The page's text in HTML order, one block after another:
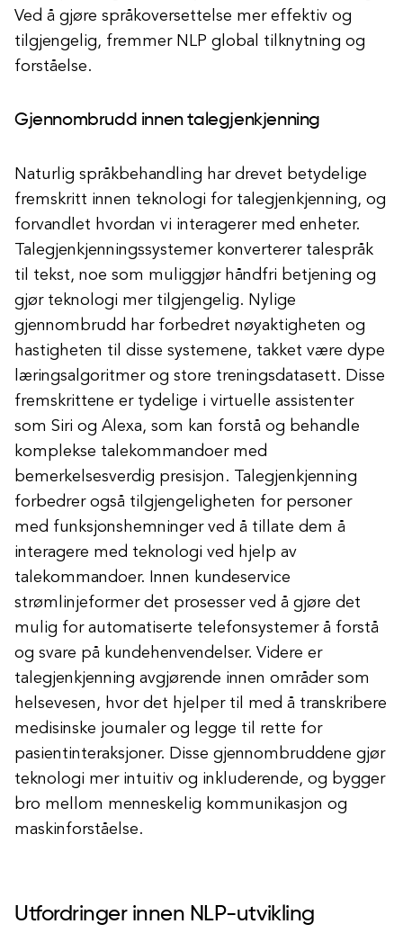
Ved å gjøre språkoversettelse mer effektiv og
tilgjengelig, fremmer NLP global tilknytning og
forståelse.
Gjennombrudd innen talegjenkjenning
Naturlig språkbehandling har drevet betydelige
fremskritt innen teknologi for talegjenkjenning, og
forvandlet hvordan vi interagerer med enheter.
Talegjenkjenningssystemer konverterer talespråk
til tekst, noe som muliggjør håndfri betjening og
gjør teknologi mer tilgjengelig. Nylige
gjennombrudd har forbedret nøyaktigheten og
hastigheten til disse systemene, takket være dype
læringsalgoritmer og store treningsdatasett. Disse
fremskrittene er tydelige i virtuelle assistenter
som Siri og Alexa, som kan forstå og behandle
komplekse talekommandoer med
bemerkelsesverdig presisjon. Talegjenkjenning
forbedrer også tilgjengeligheten for personer
med funksjonshemninger ved å tillate dem å
interagere med teknologi ved hjelp av
talekommandoer. Innen kundeservice
strømlinjeformer det prosesser ved å gjøre det
mulig for automatiserte telefonsystemer å forstå
og svare på kundehenvendelser. Videre er
talegjenkjenning avgjørende innen områder som
helsevesen, hvor det hjelper til med å transkribere
medisinske journaler og legge til rette for
pasientinteraksjoner. Disse gjennombruddene gjør
teknologi mer intuitiv og inkluderende, og bygger
bro mellom menneskelig kommunikasjon og
maskinforståelse.
Utfordringer innen NLP-utvikling